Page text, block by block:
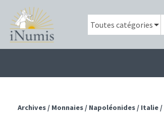
Archives / Monnaies / Napoléonides / Italie /